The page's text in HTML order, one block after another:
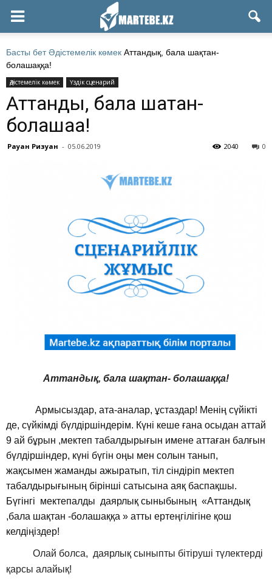
Басты бет Әдістемелік көмек Аттандық, бала шақтан-
болашаққа!
Әдістемелік көмек Үздік сценарий
Аттандық, бала шақтан-
болашаққа!
Рауан Ризуан - 05.06.2019 0
2040
Аттандық, бала шақтан- болашаққа!
Армысыздар, ата-аналар, ұстаздар! Менің сүйікті
де, сүйкімді бүлдіршіндерім. Күні кеше ғана осыдан аттай
9 ай бұрын ,мектеп табалдырығын имене аттаған балғын
бүлдіршіндер, күні бүгін оңы мен солын танып,
жақсымен жаманды ажыратып, тіл сіндіріп мектеп
табалдырығының бірінші сатысына аяқ баспақшы.
Бүгінгі мектепалды даярлық сыныбының «Аттандық
,бала шақтан -болашаққа » атты ертеңгілігіне қош
келдіңіздер!
Олай болса, даярлық сыныпты бітіруші түлектерді
қарсы алайық!